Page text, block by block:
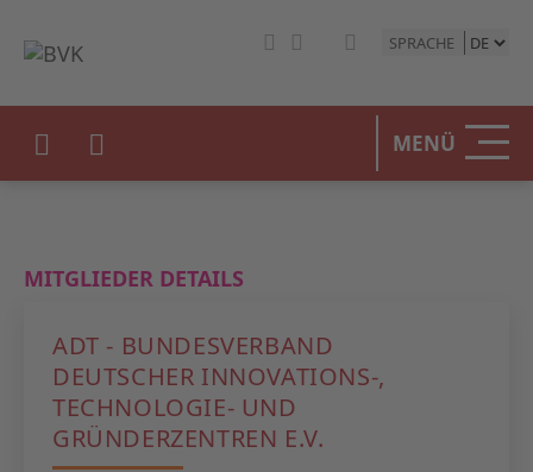
SPRACHE
MENÜ
MITGLIEDER DETAILS
ADT - BUNDESVERBAND
DEUTSCHER INNOVATIONS-,
TECHNOLOGIE- UND
GRÜNDERZENTREN E.V.
DER